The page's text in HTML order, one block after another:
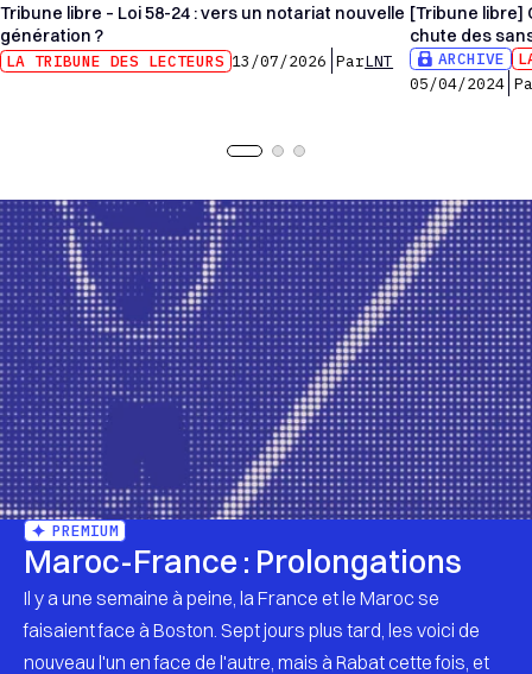
Tribune libre – Loi 58-24 : vers un notariat nouvelle
génération ?
LA TRIBUNE DES LECTEURS 13/07/2026 ParLNT
[Tribune libre]
chute des
ARCHIVE
05/04/2024
PREMIUM
Maroc-France : Prolongations
Il y a une semaine à peine, la France et le Maroc se
faisaient face à Boston. Sept jours plus tard, les voici de
nouveau l'un en face de l'autre, mais à Rabat cette fois, et